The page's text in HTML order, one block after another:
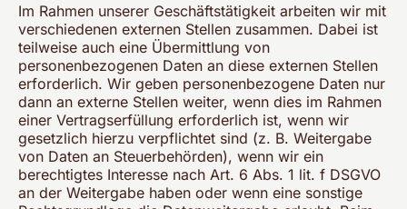
Im Rahmen unserer Geschäftstätigkeit arbeiten wir mit
verschiedenen externen Stellen zusammen. Dabei ist
teilweise auch eine Übermittlung von
personenbezogenen Daten an diese externen Stellen
erforderlich. Wir geben personenbezogene Daten nur
dann an externe Stellen weiter, wenn dies im Rahmen
einer Vertragserfüllung erforderlich ist, wenn wir
gesetzlich hierzu verpflichtet sind (z. B. Weitergabe
von Daten an Steuerbehörden), wenn wir ein
berechtigtes Interesse nach Art. 6 Abs. 1 lit. f DSGVO
an der Weitergabe haben oder wenn eine sonstige